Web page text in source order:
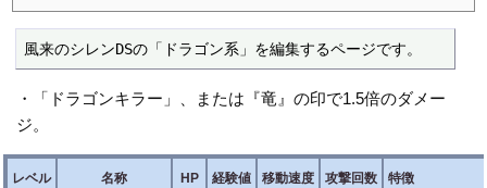
風来のシレンDSの「ドラゴン系」を編集するページです。
・「ドラゴンキラー」、または『竜』の印で1.5倍のダメー
ジ。
レベル 名称 HP 経験値 移動速度 攻撃回数 特徴